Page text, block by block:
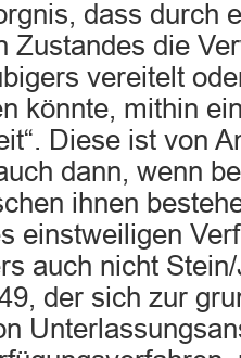
dass durch
Zustandes die
vereitelt
könnte, mithin
Diese ist von
dann, wenn
ihnen
einstweiligen
auch nicht
der sich zur